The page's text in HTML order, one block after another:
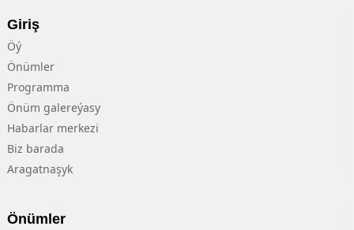
Giriş
Öý
Önümler
Programma
Önüm galereýasy
Habarlar merkezi
Biz barada
Aragatnaşyk
Önümler